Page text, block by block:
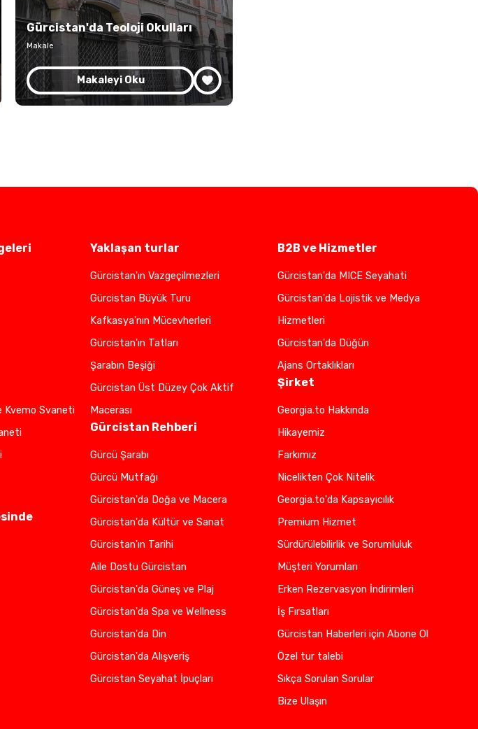
Gürcistan'da Teoloji Okulları
Makale
Makaleyi Oku
Kvemo Svaneti
Yaklaşan turlar
Gürcistan'ın Vazgeçilmezleri
Gürcistan Büyük Turu
Kafkasya'nın Mücevherleri
Gürcistan'ın Tatları
Şarabın Beşiği
Gürcistan Üst Düzey Çok Aktif
Macerası
Gürcistan Rehberi
Gürcü Şarabı
Gürcü Mutfağı
Gürcistan'da Doğa ve Macera
Gürcistan'da Kültür ve Sanat
Gürcistan'ın Tarihi
Aile Dostu Gürcistan
Gürcistan'da Güneş ve Plaj
Gürcistan'da Spa ve Wellness
Gürcistan'da Din
Gürcistan'da Alışveriş
Gürcistan Seyahat İpuçları
B2B ve Hizmetler
Gürcistan'da MICE Seyahati
Gürcistan'da Lojistik ve Medya
Hizmetleri
Gürcistan'da Düğün
Ajans Ortaklıkları
Şirket
Georgia.to Hakkında
Hikayemiz
Farkımız
Nicelikten Çok Nitelik
Georgia.to'da Kapsayıcılık
Premium Hizmet
Sürdürülebilirlik ve Sorumluluk
Müşteri Yorumları
Erken Rezervasyon İndirimleri
İş Fırsatları
Gürcistan Haberleri için Abone Ol
Özel tur talebi
Sıkça Sorulan Sorular
Bize Ulaşın